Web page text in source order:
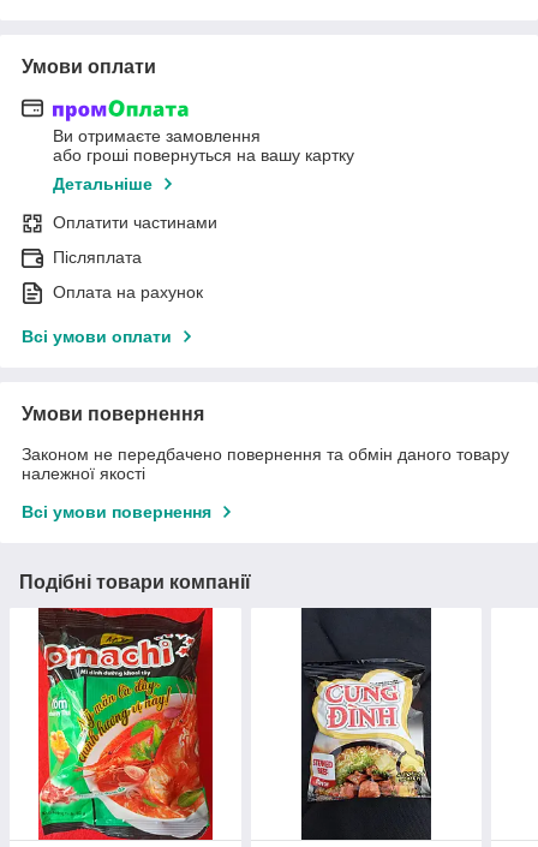
Умови оплати
Ви отримаєте замовлення
або гроші повернуться на вашу картку
Детальніше
Оплатити частинами
Післяплата
Оплата на рахунок
Всі умови оплати
Умови повернення
Законом не передбачено повернення та обмін даного товару
належної якості
Всі умови повернення
Подібні товари компанії